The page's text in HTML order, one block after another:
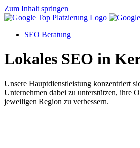
Zum Inhalt springen
SEO Beratung
Lokales SEO in
Unsere Hauptdienstleistung konzentriert
Unternehmen dabei zu unterstützen, ihre
jeweiligen Region zu verbessern.